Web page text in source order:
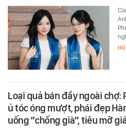
Loại quả bán đầy ngoài chợ:
ủ tóc óng mượt, phái đẹp
uống "chống già", tiêu mỡ